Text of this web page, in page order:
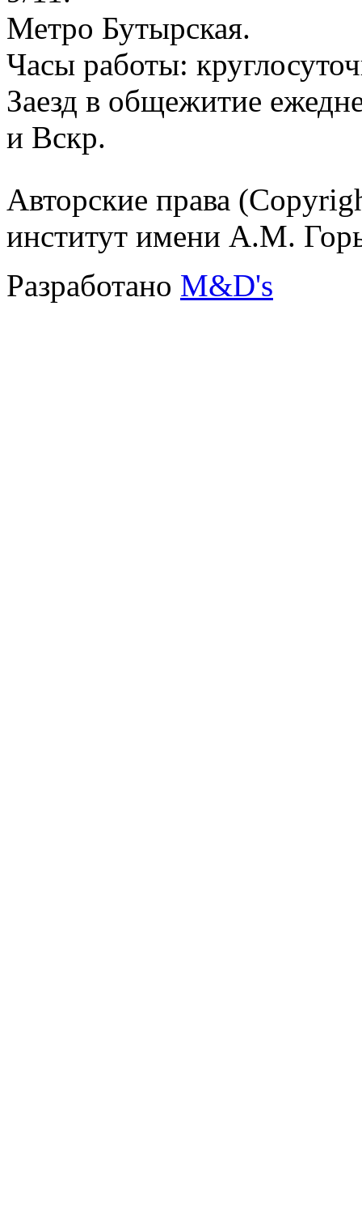
Метро Бутырская.
Часы работы:
Заезд в общежитие
и Вскр.
Авторские права
институт имени А.М.
Разработано M&D's